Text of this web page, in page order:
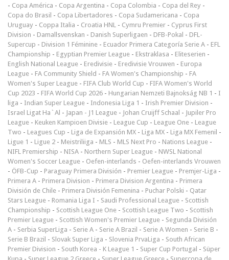
- Copa América - Copa Argentina - Copa Colombia - Copa del Rey -
Copa do Brasil - Copa Libertadores - Copa Sudamericana - Copa
Uruguay - Coppa Italia - Croatia HNL - Cymru Premier - Cyprus First
Division - Damallsvenskan - Danish Superligaen - DFB-Pokal - DFL-
Supercup - Division 1 Féminine - Ecuador Primera Categoría Serie A - EFL
Championship - Egyptian Premier League - Ekstraklasa - Eliteserien -
English National League - Eredivisie - Eredivisie Vrouwen - Europa
League - FA Community Shield - FA Women's Championship - FA
Women's Super League - FIFA Club World Cup - FIFA Women's World
Cup 2023 - FIFA World Cup 2026 - Hungarian Nemzeti Bajnokság NB 1 - I
liga - Indian Super League - Indonesia Liga 1 - Irish Premier Division -
Israel Ligat Ha`Al - Japan - J1 League - Johan Cruijff Schaal - Jupiler Pro
League - Keuken Kampioen Divisie - League Cup - League One - League
Two - Leagues Cup - Liga de Expansión MX - Liga MX - Liga MX Femenil -
Ligue 1 - Ligue 2 - Meistriliiga - MLS - MLS Next Pro - Nations League -
NIFL Premiership - NISA - Northern Super League - NWSL National
Women's Soccer League - Oefen-interlands - Oefen-interlands Vrouwen
- ÖFB-Cup - Paraguay Primera División - Premier League - Premjer-Liga -
Primera A - Primera Division - Primera Division Argentina - Primera
División de Chile - Primera División Femenina - Puchar Polski - Qatar
Stars League - Romania Liga I - Saudi Professional League - Scottish
Championship - Scottish League One - Scottish League Two - Scottish
Premier League - Scottish Women's Premier League - Segunda División
A - Serbia SuperLiga - Serie A - Serie A Brazil - Serie A Women - Serie B -
Serie B Brazil - Slovak Super Liga - Slovenia PrvaLiga - South African
Premier Division - South Korea - K League 1 - Super Cup Portugal - Süper